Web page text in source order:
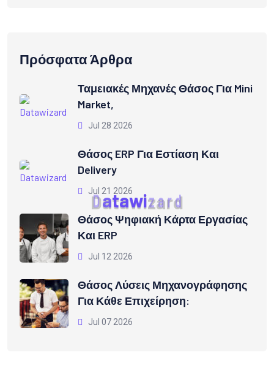
Datawizard
Πρόσφατα Άρθρα
Ταμειακές Μηχανές Θάσος Για Mini
Market,
Jul 28 2026
Θάσος ERP Για Εστίαση Και
Delivery
Jul 21 2026
Θάσος Ψηφιακή Κάρτα Εργασίας
Και ERP
Jul 12 2026
Θάσος Λύσεις Μηχανογράφησης
Για Κάθε Επιχείρηση:
Jul 07 2026